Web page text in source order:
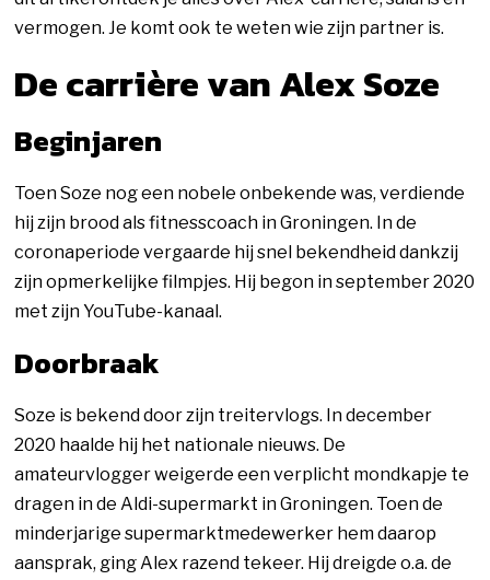
vermogen. Je komt ook te weten wie zijn partner is.
De carrière van Alex Soze
Beginjaren
Toen Soze nog een nobele onbekende was, verdiende
hij zijn brood als fitnesscoach in Groningen. In de
coronaperiode vergaarde hij snel bekendheid dankzij
zijn opmerkelijke filmpjes. Hij begon in september 2020
met zijn YouTube-kanaal.
Doorbraak
Soze is bekend door zijn treitervlogs. In december
2020 haalde hij het nationale nieuws. De
amateurvlogger weigerde een verplicht mondkapje te
dragen in de Aldi-supermarkt in Groningen. Toen de
minderjarige supermarktmedewerker hem daarop
aansprak, ging Alex razend tekeer. Hij dreigde o.a. de